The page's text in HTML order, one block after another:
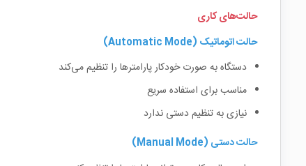
حالت‌های کاری
حالت اتوماتیک (Automatic Mode)
دستگاه به صورت خودکار پارامترها را تنظیم می‌کند
مناسب برای استفاده سریع
نیازی به تنظیم دستی ندارد
حالت دستی (Manual Mode)